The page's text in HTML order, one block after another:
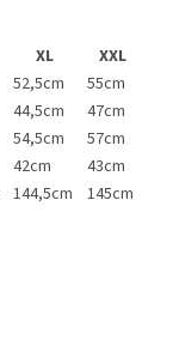
XL
XXL
52,5cm
55cm
44,5cm
47cm
54,5cm
57cm
42cm
43cm
144,5cm 145cm